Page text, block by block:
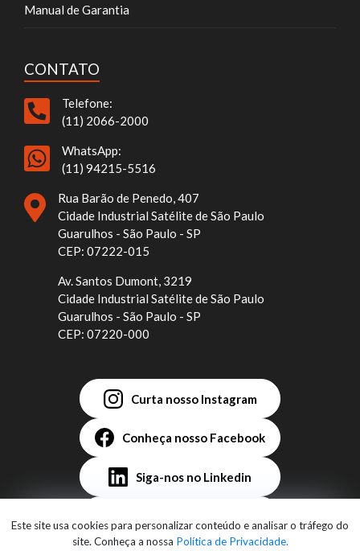
Este site usa cookies para personalizar conteúdo e analisar o tráfego do
site. Conheça a nossa Política de Privacidade.
Manual de Garantia
CONTATO
Telefone:
(11) 2066-2000
WhatsApp:
(11) 94215-5516
Rua Barão de Penedo, 407
Cidade Industrial Satélite de São Paulo
Guarulhos - São Paulo - SP
CEP: 07222-015
Av. Santos Dumont, 3219
Cidade Industrial Satélite de São Paulo
Guarulhos - São Paulo - SP
CEP: 07220-000
Curta nosso Instagram
Conheça nosso Facebook
Siga-nos no Linkedin